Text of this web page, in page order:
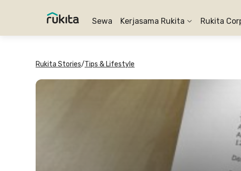
Sewa Kerjasama Rukita Rukita
Rukita Stories/Tips & Lifestyle